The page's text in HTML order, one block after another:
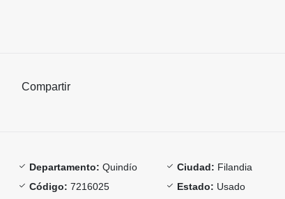
Compartir
Departamento: Quindío Ciudad: Filandia
Código: 7216025 Estado: Usado